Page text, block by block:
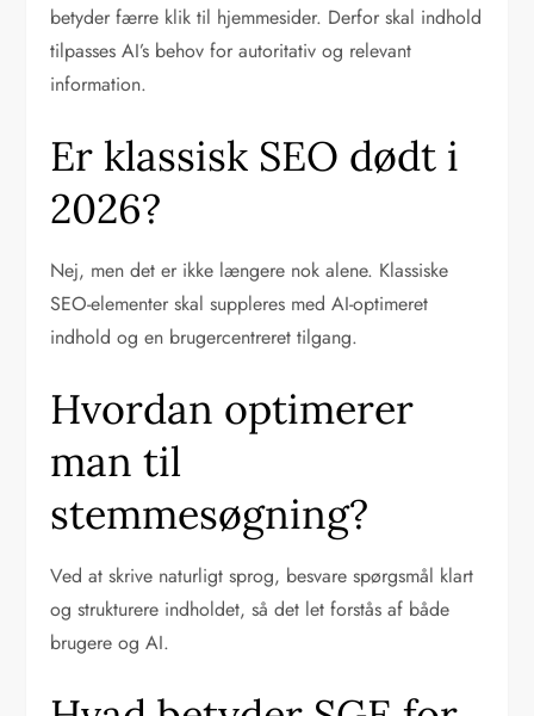
betyder færre klik til hjemmesider. Derfor skal indhold
tilpasses AI’s behov for autoritativ og relevant
information.
Er klassisk SEO dødt i
2026?
Nej, men det er ikke længere nok alene. Klassiske
SEO-elementer skal suppleres med AI-optimeret
indhold og en brugercentreret tilgang.
Hvordan optimerer
man til
stemmesøgning?
Ved at skrive naturligt sprog, besvare spørgsmål klart
og strukturere indholdet, så det let forstås af både
brugere og AI.